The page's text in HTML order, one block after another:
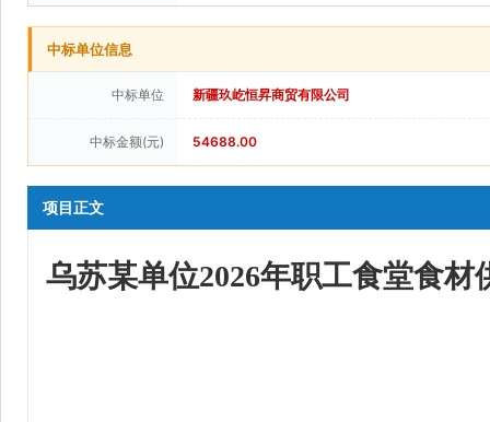
中标单位信息
中标单位 新疆玖屹恒昇商贸有限公司
中标金额(元) 54688.00
项目正文